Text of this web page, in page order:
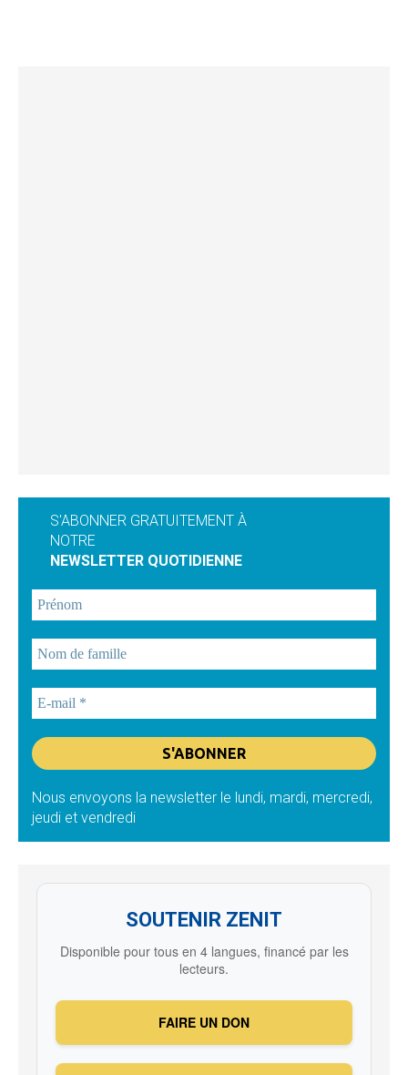
S'ABONNER GRATUITEMENT À
NOTRE
NEWSLETTER QUOTIDIENNE
Nous envoyons la newsletter le lundi, mardi, mercredi,
jeudi et vendredi
SOUTENIR ZENIT
Disponible pour tous en 4 langues, financé par les
lecteurs.
FAIRE UN DON